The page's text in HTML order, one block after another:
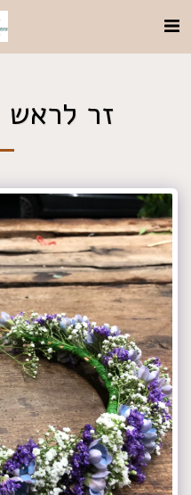
זר לראש